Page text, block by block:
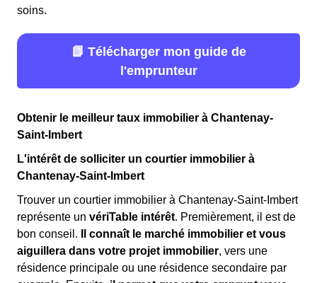
soins.
📗 Télécharger mon guide de
l'emprunteur
Obtenir le meilleur taux immobilier à Chantenay-
Saint-Imbert
L'intérêt de solliciter un courtier immobilier à
Chantenay-Saint-Imbert
Trouver un courtier immobilier à Chantenay-Saint-Imbert
représente un vériTable intérêt. Premièrement, il est de
bon conseil.
Il connaît le marché immobilier et vous
aiguillera dans votre projet immobilier, vers une
résidence principale ou une résidence secondaire par